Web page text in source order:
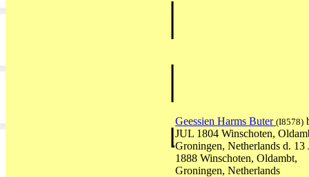
Geessien Harms Buter (I8578)
JUL 1804 Winschoten,
Groningen, Netherlands d. 13
1888 Winschoten, Oldambt,
Groningen, Netherlands